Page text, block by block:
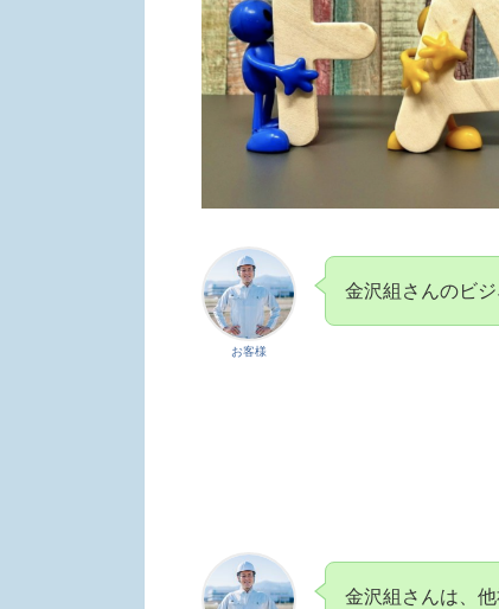
お客様
金沢組さんのビ
金沢組さんは、